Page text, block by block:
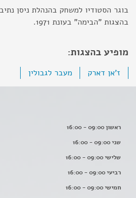
בוגר הסטודיו למשחק בהנהלת ניסן
בהצגות "הבימה" בעונת 1971.
מופיע בהצגות:
ז'אן דארק מעבר לגבולין
ראשון 09:00 - 16:00
שני 09:00 - 16:00
שלישי 09:00 - 16:00
רביעי 09:00 - 16:00
חמישי 09:00 - 16:00